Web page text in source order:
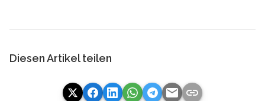
Diesen Artikel teilen
email link